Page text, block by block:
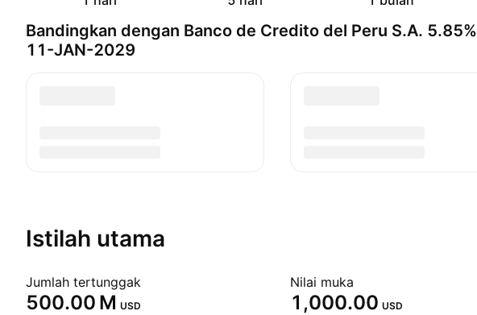
Bandingkan dengan Banco de Credito del Peru S.A. 5.85%
11-JAN-2029
Istilah utama
Jumlah tertunggak
‪500.00 M‬ USD
Nilai muka
1,000.00 USD